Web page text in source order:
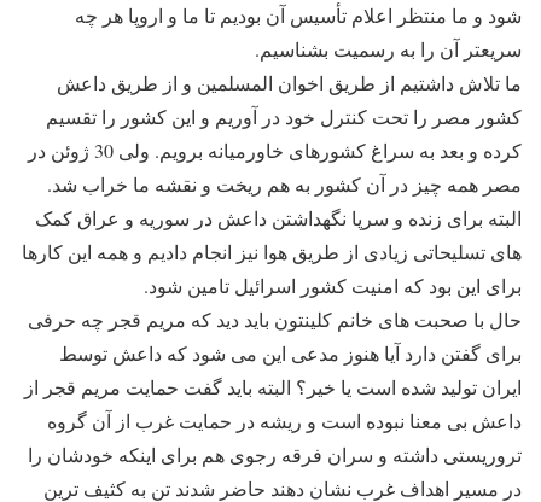
شود و ما منتظر اعلام تأسیس آن بودیم تا ما و اروپا هر چه
سریعتر آن را به رسمیت بشناسیم.
ما تلاش داشتیم از طریق اخوان المسلمین و از طریق داعش
کشور مصر را تحت کنترل خود در آوریم و این کشور را تقسیم
کرده و بعد به سراغ کشورهای خاورمیانه برویم. ولی 30 ژوئن در
مصر همه چیز در آن کشور به هم ریخت و نقشه ما خراب شد.
البته برای زنده و سرپا نگهداشتن داعش در سوریه و عراق کمک
های تسلیحاتی زیادی از طریق هوا نیز انجام دادیم و همه این کارها
برای این بود که امنیت کشور اسرائیل تامین شود.
حال با صحبت های خانم کلینتون باید دید که مریم قجر چه حرفی
برای گفتن دارد آیا هنوز مدعی این می شود که داعش توسط
ایران تولید شده است یا خیر؟ البته باید گفت حمایت مریم قجر از
داعش بی معنا نبوده است و ریشه در حمایت غرب از آن گروه
تروریستی داشته و سران فرقه رجوی هم برای اینکه خودشان را
در مسیر اهداف غرب نشان دهند حاضر شدند تن به کثیف ترین